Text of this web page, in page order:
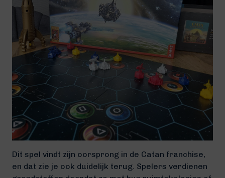
Dit spel vindt zijn oorsprong in de Catan franchise,
en dat zie je ook duidelijk terug. Spelers verdienen